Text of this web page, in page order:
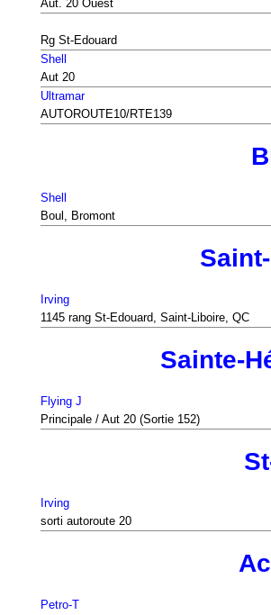
Aut. 20 Ouest
Rg St-Edouard
Shell
Aut 20
Ultramar
AUTOROUTE10/RTE139
Shell
Boul, Bromont
Irving
1145 rang St-Edouard, Saint-Liboire, QC
Sainte-
Flying J
Principale / Aut 20 (Sortie 152)
Irving
sorti autoroute 20
Petro-T